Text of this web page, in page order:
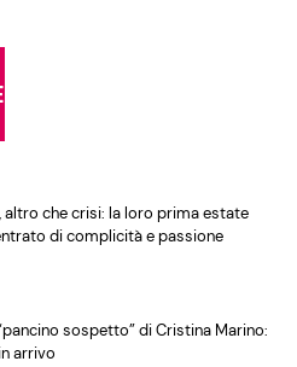
altro che crisi: la loro prima estate
di complicità e passione
sospetto” di Cristina Marino:
arrivo